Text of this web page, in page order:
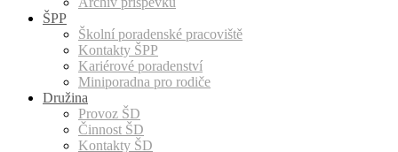
ŠPP
Školní poradenské pracoviště
Kontakty ŠPP
Kariérové poradenství
Miniporadna pro rodiče
Družina
Provoz ŠD
Činnost ŠD
Kontakty ŠD